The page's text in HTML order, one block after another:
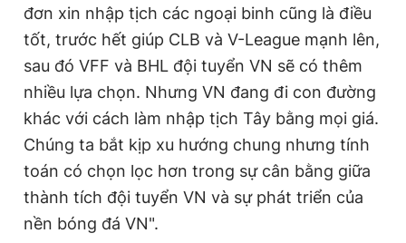
đơn xin nhập tịch các ngoại binh cũng là điều
tốt, trước hết giúp CLB và V-League mạnh lên,
sau đó VFF và BHL đội tuyển VN sẽ có thêm
nhiều lựa chọn. Nhưng VN đang đi con đường
khác với cách làm nhập tịch Tây bằng mọi giá.
Chúng ta bắt kịp xu hướng chung nhưng tính
toán có chọn lọc hơn trong sự cân bằng giữa
thành tích đội tuyển VN và sự phát triển của
nền bóng đá VN".